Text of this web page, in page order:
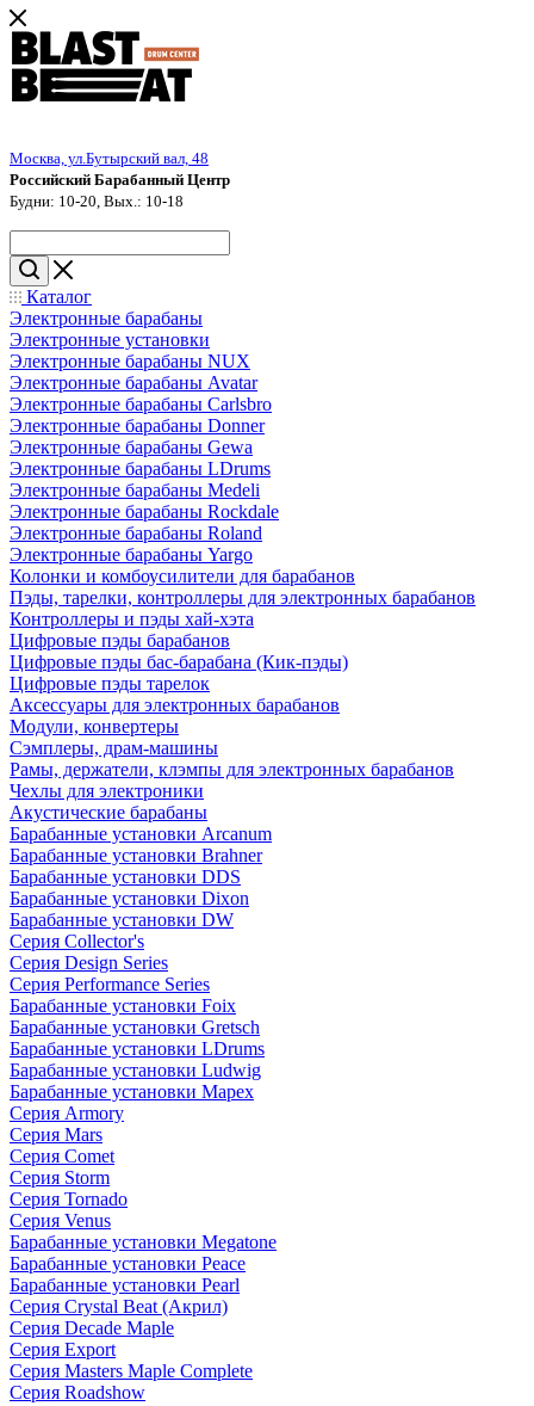
Москва, ул.Бутырский вал, 48
Российский Барабанный Центр
Будни: 10-20, Вых.: 10-18
Каталог
Электронные барабаны
Электронные установки
Электронные барабаны NUX
Электронные барабаны Avatar
Электронные барабаны Carlsbro
Электронные барабаны Donner
Электронные барабаны Gewa
Электронные барабаны LDrums
Электронные барабаны Medeli
Электронные барабаны Rockdale
Электронные барабаны Roland
Электронные барабаны Yargo
Колонки и комбоусилители для барабанов
Пэды, тарелки, контроллеры для электронных барабанов
Контроллеры и пэды хай-хэта
Цифровые пэды барабанов
Цифровые пэды бас-барабана (Кик-пэды)
Цифровые пэды тарелок
Аксессуары для электронных барабанов
Модули, конвертеры
Сэмплеры, драм-машины
Рамы, держатели, клэмпы для электронных барабанов
Чехлы для электроники
Акустические барабаны
Барабанные установки Arcanum
Барабанные установки Brahner
Барабанные установки DDS
Барабанные установки Dixon
Барабанные установки DW
Серия Collector's
Серия Design Series
Серия Performance Series
Барабанные установки Foix
Барабанные установки Gretsch
Барабанные установки LDrums
Барабанные установки Ludwig
Барабанные установки Mapex
Серия Armory
Серия Mars
Серия Comet
Серия Storm
Серия Tornado
Серия Venus
Барабанные установки Megatone
Барабанные установки Peace
Барабанные установки Pearl
Серия Crystal Beat (Акрил)
Серия Decade Maple
Серия Export
Серия Masters Maple Complete
Серия Roadshow